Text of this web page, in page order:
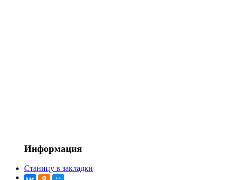
Информация
Станицу в закладки